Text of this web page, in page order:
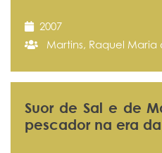
2007
Martins, Raquel Maria
Suor de Sal e de
pescador na era